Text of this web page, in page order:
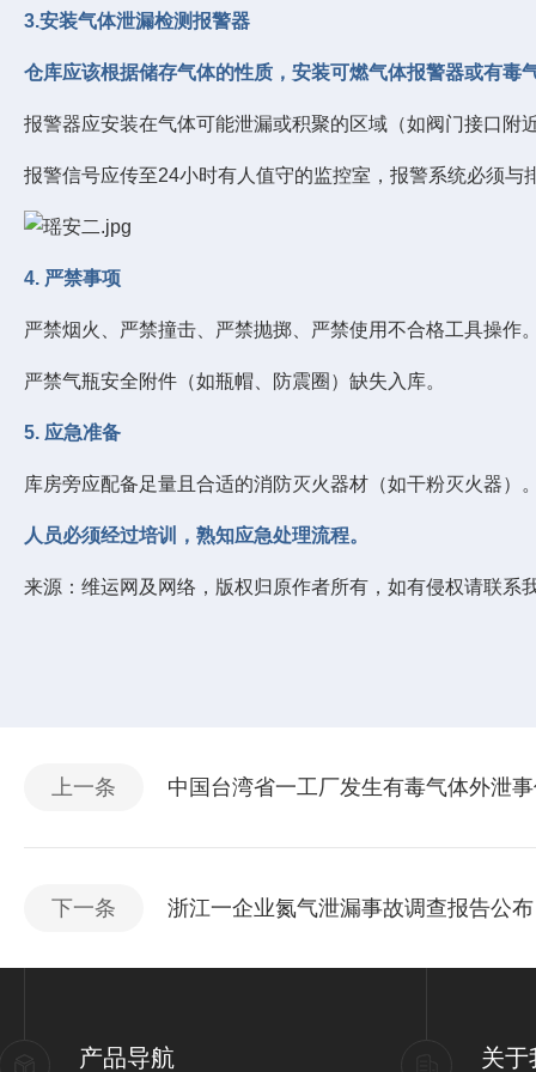
3.安装气体泄漏检测报警器
仓库应该根据储存气体的性质，安装可燃气体报警器或有毒
报警器应安装在气体可能泄漏或积聚的区域（如阀门接口附
报警信号应传至24小时有人值守的监控室，报警系统必须
4. 严禁事项
严禁烟火、严禁撞击、严禁抛掷、严禁使用不合格工具操作
严禁气瓶安全附件（如瓶帽、防震圈）缺失入库。
5. 应急准备
库房旁应配备足量且合适的消防灭火器材（如干粉灭火器）
人员必须经过培训，熟知应急处理流程。
来源：维运网及网络，版权归原作者所有，如有侵权请联系
上一条 中国台湾省一工厂发生有毒气体外泄
下一条 浙江一企业氮气泄漏事故调查报告公布
产品导航 关于